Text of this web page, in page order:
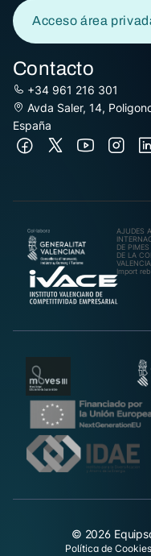
Acceso área
Contacto
+34 961 216 301
Avda Saler, 14,
España
AJUDES
DE
DE LA
Import
© 2026
Política de Cookies